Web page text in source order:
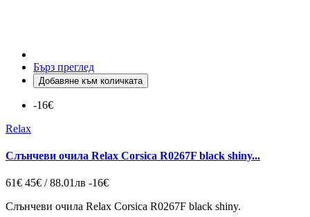
Бърз преглед
Добавяне към количката
-16€
Relax
Слънчеви очила Relax Corsica R0267F black shiny...
61€ 45€ / 88.01лв -16€
Слънчеви очила Relax Corsica R0267F black shiny.